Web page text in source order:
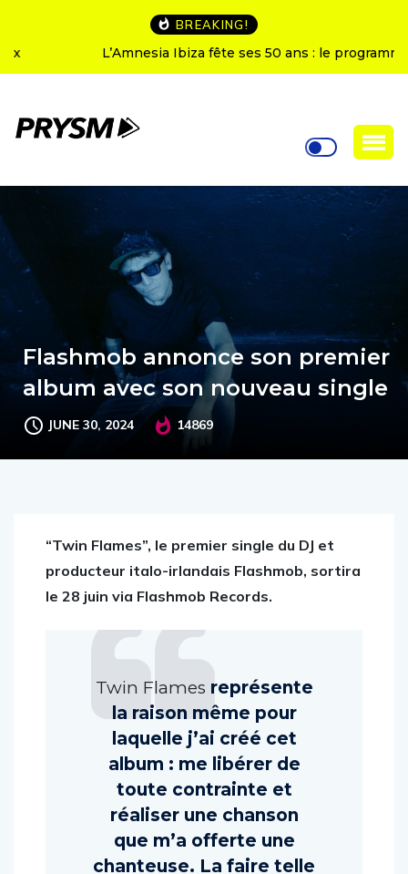
BREAKING!
L’Amnesia Ibiza fête ses 50 ans : le programme des
soirées d’ouverture
Flashmob annonce son premier
album avec son nouveau single
“Twin Flames”, le premier single du DJ et
producteur italo-irlandais Flashmob, sortira
Twin Flamesreprésente
la raison même pour
laquelle j’ai créé cet
album : me libérer de
toute contrainte et
réaliser une chanson
que m’a offerte une